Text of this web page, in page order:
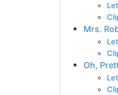
Mrs.
Oh,